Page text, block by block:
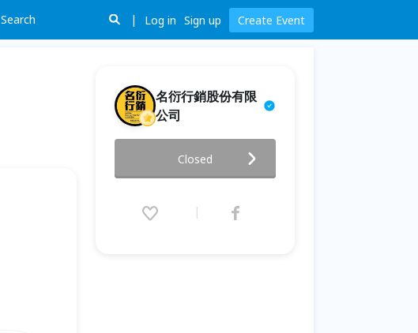
Search Log in Sign up Create Event
名衍行銷股份有限
公司
2026.06.27 (Sat) 09:00 - 17:10
(GMT+8)
Closed